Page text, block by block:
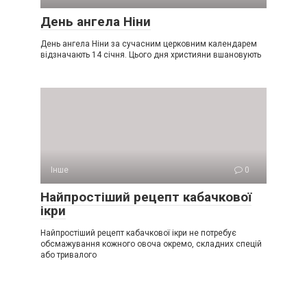
День ангела Ніни
День ангела Ніни за сучасним церковним календарем
відзначають 14 січня. Цього дня християни вшановують
Інше 0
Найпростіший рецепт кабачкової
ікри
Найпростіший рецепт кабачкової ікри не потребує
обсмажування кожного овоча окремо, складних спецій
або тривалого